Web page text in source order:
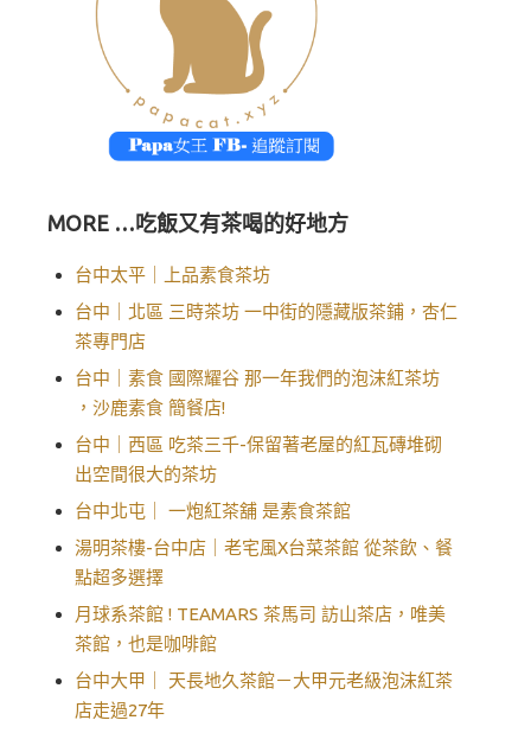
MORE …吃飯又有茶喝的好地方
台中太平｜上品素食茶坊
台中｜北區 三時茶坊 一中街的隱藏版茶鋪，杏仁
茶專門店
台中｜素食 國際耀谷 那一年我們的泡沫紅茶坊
，沙鹿素食 簡餐店!
台中｜西區 吃茶三千-保留著老屋的紅瓦磚堆砌
出空間很大的茶坊
台中北屯｜ 一炮紅茶舖 是素食茶館
湯明茶樓-台中店｜老宅風X台菜茶館 從茶飲、餐
點超多選擇
月球系茶館 ! TEAMARS 茶馬司 訪山茶店，唯美
茶館，也是咖啡館
台中大甲｜ 天長地久茶館－大甲元老級泡沫紅茶
店走過27年